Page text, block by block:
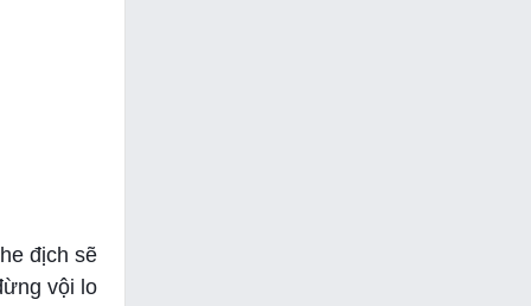
địch sẽ
vội lo